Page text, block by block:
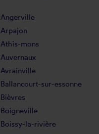
Angerville
Arpajon
Athis-mons
Auvernaux
Avrainville
Ballancourt-sur-essonne
Bièvres
Boigneville
Boissy-la-rivière